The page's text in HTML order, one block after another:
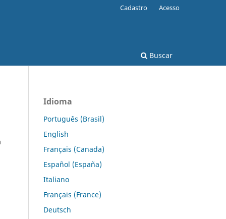
Buscar
Cadastro Acesso
Idioma
Português (Brasil)
English
Français (Canada)
Español (España)
Italiano
Français (France)
Deutsch